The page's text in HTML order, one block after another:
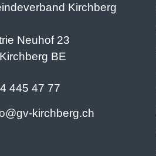
Kirchberg
Neuhof 23
BE
445 47 77
gv-k rchb rg ch